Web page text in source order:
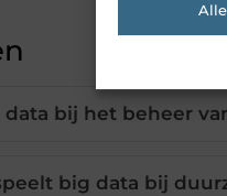
bij het beheer
big data bij